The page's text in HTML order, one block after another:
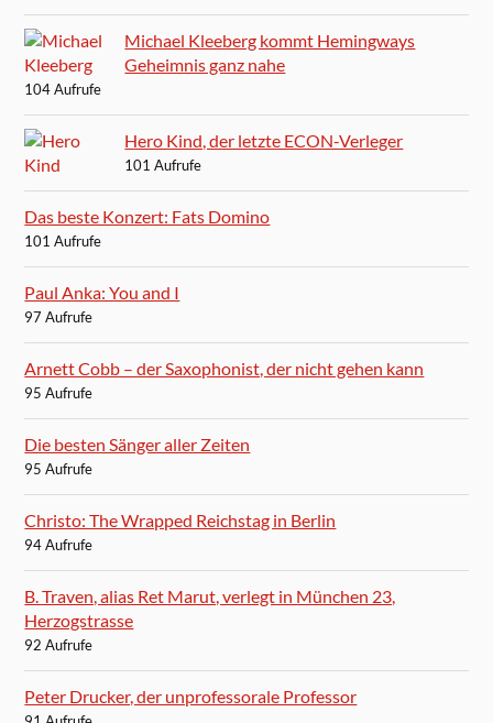
Michael Kleeberg kommt Hemingways
Geheimnis ganz nahe
104 Aufrufe
Hero Kind, der letzte ECON-Verleger
101 Aufrufe
Das beste Konzert: Fats Domino
101 Aufrufe
Paul Anka: You and I
97 Aufrufe
Arnett Cobb – der Saxophonist, der nicht gehen kann
95 Aufrufe
Die besten Sänger aller Zeiten
95 Aufrufe
Christo: The Wrapped Reichstag in Berlin
94 Aufrufe
B. Traven, alias Ret Marut, verlegt in München 23,
Herzogstrasse
92 Aufrufe
Peter Drucker, der unprofessorale Professor